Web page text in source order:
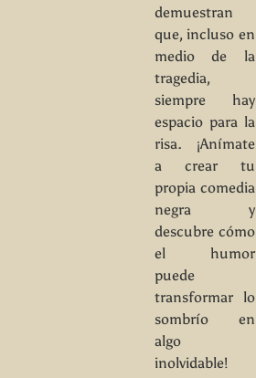
demuestran
que, incluso en
medio de la
tragedia,
siempre hay
espacio para la
risa. ¡Anímate
a crear tu
propia comedia
negra y
descubre cómo
el humor
puede
transformar lo
sombrío en
algo
inolvidable!